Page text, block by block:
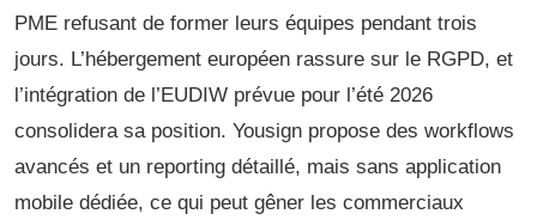
PME refusant de former leurs équipes pendant trois
jours. L’hébergement européen rassure sur le RGPD, et
l’intégration de l’EUDIW prévue pour l’été 2026
consolidera sa position. Yousign propose des workflows
avancés et un reporting détaillé, mais sans application
mobile dédiée, ce qui peut gêner les commerciaux